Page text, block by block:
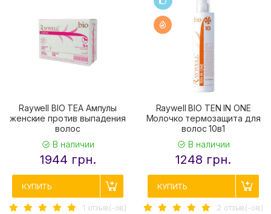
Raywell BIO TEA Ампулы
женские против выпадения
волос
В наличии
1944 грн.
КУПИТЬ
1 отзыв(-ов)
Raywell BIO TEN IN ONE
Молочко термозащита для
волос 10в1
В наличии
1248 грн.
КУПИТЬ
2 отзыв(-ов)